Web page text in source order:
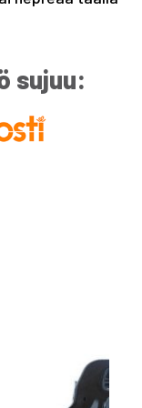
sujuu: